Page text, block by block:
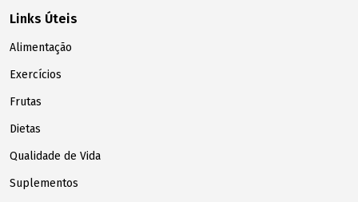
Links Úteis
Alimentação
Exercícios
Frutas
Dietas
Qualidade de Vida
Suplementos